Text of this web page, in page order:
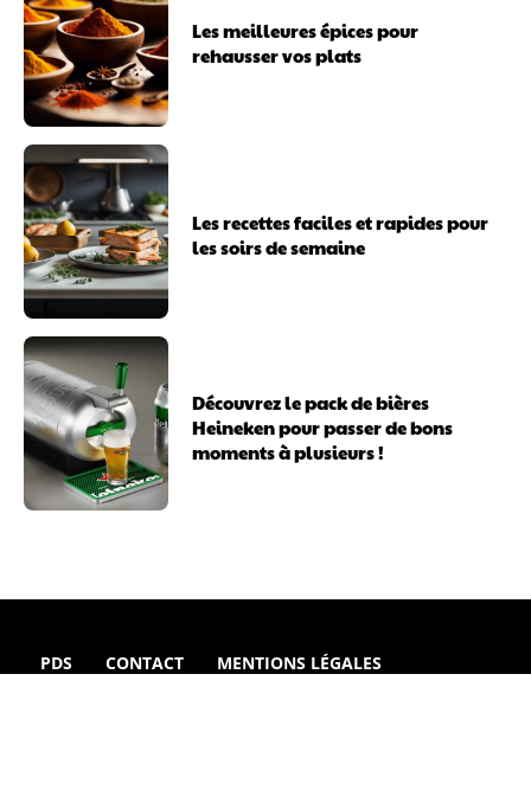
Les meilleures épices pour
rehausser vos plats
Les recettes faciles et rapides pour
les soirs de semaine
Découvrez le pack de bières
Heineken pour passer de bons
moments à plusieurs !
PDS CONTACT MENTIONS LÉGALES